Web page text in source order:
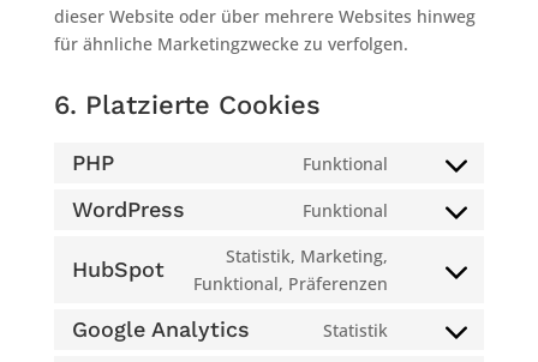
dieser Website oder über mehrere Websites hinweg
für ähnliche Marketingzwecke zu verfolgen.
6. Platzierte Cookies
PHP Funktional
Consent
WordPress Funktional
Consent
service
HubSpot
Statistik, Marketing,
Funktional, Präferenzen
Consent
service
Google Analytics Statistik
Consent